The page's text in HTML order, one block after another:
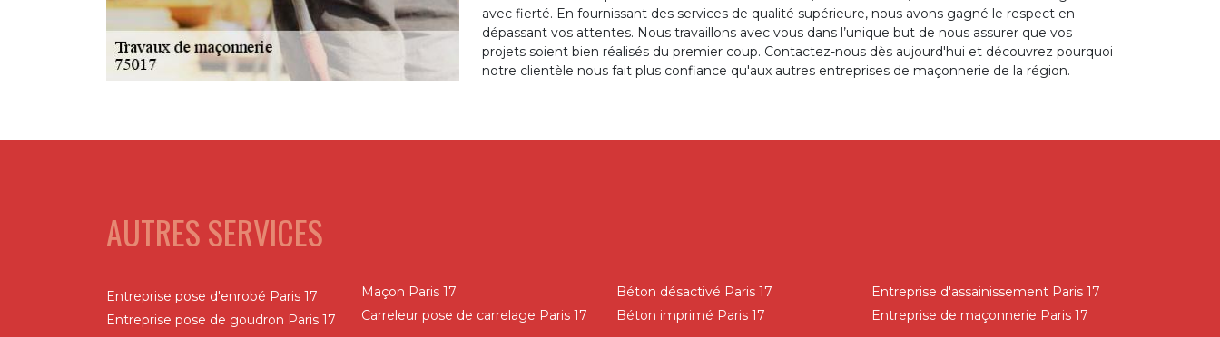
avec fierté. En fournissant des services de qualité supérieure, nous avons gagné le respect en
dépassant vos attentes. Nous travaillons avec vous dans l’unique but de nous assurer que vos
projets soient bien réalisés du premier coup. Contactez-nous dès aujourd'hui et découvrez pourquoi
notre clientèle nous fait plus confiance qu'aux autres entreprises de maçonnerie de la région.
AUTRES SERVICES
Entreprise pose d'enrobé Paris 17
Entreprise pose de goudron Paris 17
Maçon Paris 17
Carreleur pose de carrelage Paris 17
Béton désactivé Paris 17
Béton imprimé Paris 17
Entreprise d'assainissement Paris 17
Entreprise de maçonnerie Paris 17